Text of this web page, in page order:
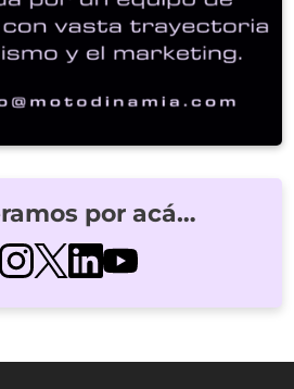
por acá…